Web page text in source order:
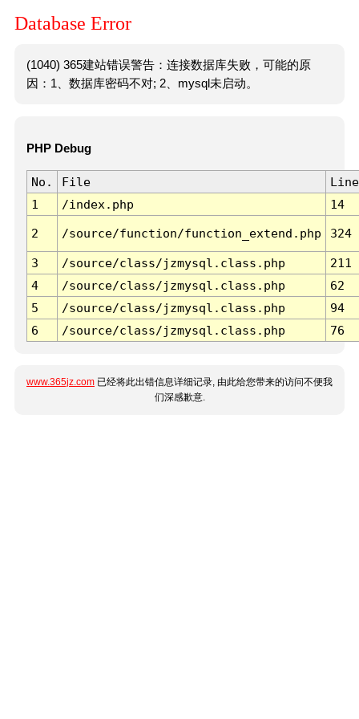
Database Error
(1040) 365建站错误警告：连接数据库失败，可能的原
因：1、数据库密码不对; 2、mysql未启动。
PHP Debug
No. File
Line
1
/index.php 14
2 /source/function/function_extend.php 324
3 /source/class/jzmysql.class.php
211
4
/source/class/jzmysql.class.php
62
5
/source/class/jzmysql.class.php
94
6
/source/class/jzmysql.class.php 76
www.365jz.com 已经将此出错信息详细记录, 由此给您带来的访问不便我
们深感歉意.